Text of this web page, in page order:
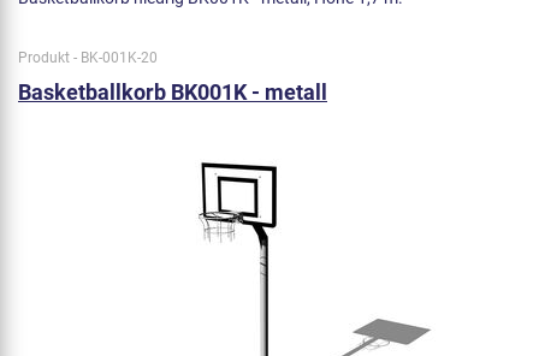
Produkt - BK-001K-20
Basketballkorb BK001K - metall